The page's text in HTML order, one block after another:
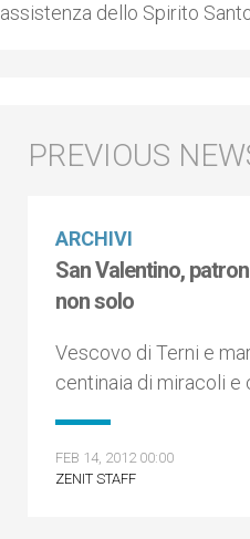
assistenza dello Spirito
ARCHIVI
San Valentino,
non solo
Vescovo di Terni e
centinaia di miracoli e
FEB 14, 2012 00:00
ZENIT STAFF